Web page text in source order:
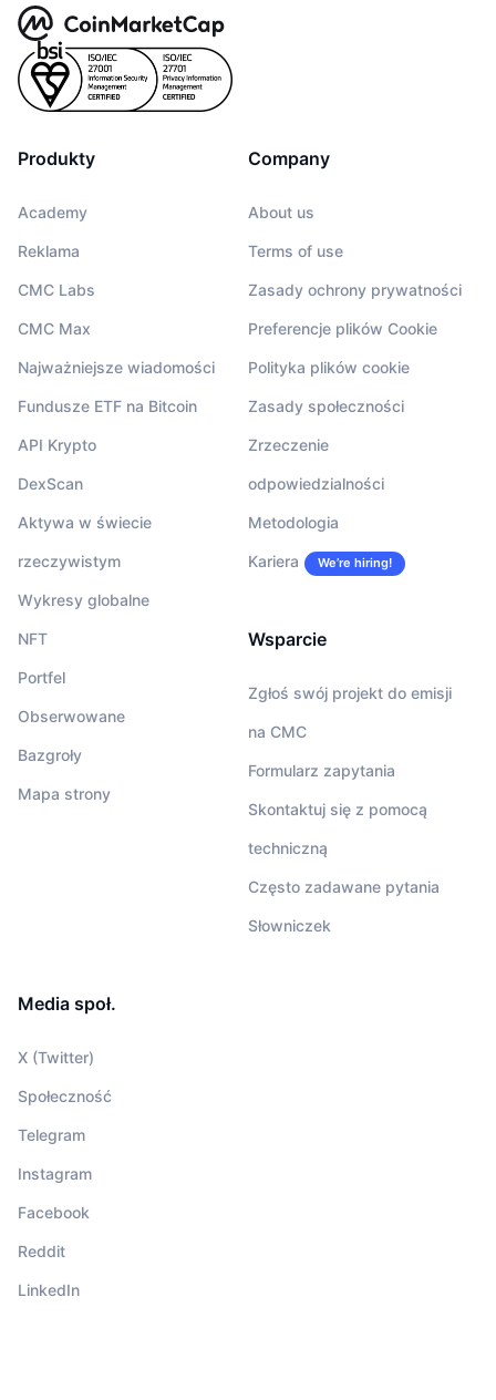
Produkty
Academy
Reklama
CMC Labs
CMC Max
Najważniejsze wiadomości
Fundusze ETF na Bitcoin
API Krypto
DexScan
Aktywa w świecie
rzeczywistym
Wykresy globalne
NFT
Portfel
Obserwowane
Bazgroły
Mapa strony
Company
About us
Terms of use
Zasady ochrony prywatności
Preferencje plików Cookie
Polityka plików cookie
Zasady społeczności
Zrzeczenie
odpowiedzialności
Metodologia
Kariera We’re hiring!
Wsparcie
Zgłoś swój projekt do emisji
na CMC
Formularz zapytania
Skontaktuj się z pomocą
techniczną
Często zadawane pytania
Słowniczek
Media społ.
X (Twitter)
Społeczność
Telegram
Instagram
Facebook
Reddit
LinkedIn